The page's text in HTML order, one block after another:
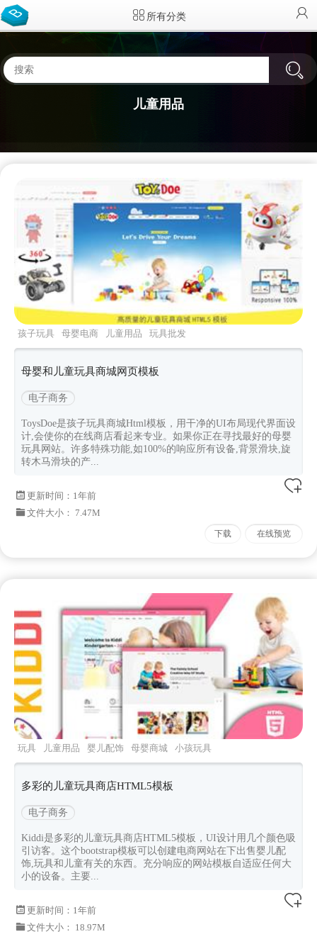
所有分类
儿童用品
孩子玩具 母婴电商 儿童用品
玩具批发
母婴和儿童玩具商城网页模板
电子商务
ToysDoe是孩子玩具商城Html模板，用干净的UI布局现代界面设
计,会使你的在线商店看起来专业。如果你正在寻找最好的母婴
玩具网站。许多特殊功能,如100%的响应所有设备,背景滑块,旋
转木马滑块的产...
更新时间： 1年前
文件大小： 7.47M
下载 在线预览
玩具 儿童用品 婴儿配饰 母婴商城 小孩玩具
多彩的儿童玩具商店HTML5模板
电子商务
Kiddi是多彩的儿童玩具商店HTML5模板，UI设计用几个颜色吸
引访客。这个bootstrap模板可以创建电商网站在下出售婴儿配
饰,玩具和儿童有关的东西。充分响应的网站模板自适应任何大
小的设备。主要...
更新时间： 1年前
文件大小： 18.97M